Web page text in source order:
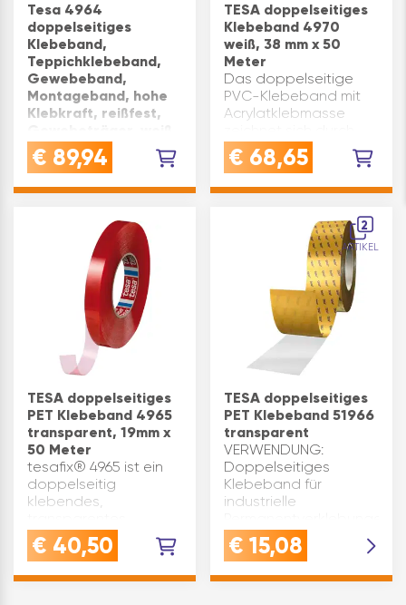
Tesa 4964
doppelseitiges
Klebeband,
Teppichklebeband,
Gewebeband,
Montageband, hohe
Klebkraft, reißfest,
50mm x 50m
VERWENDUNG:
Klebeband für
Bodenverlegung von
Kabelkanälen,
Trittmarkierungen und
Bodenbelägen mit
Klebeband
Anwendung und
Klebeband Effekt auf
unregelmäßigen
OberflächenQUALITÄT:
€ 89,94
TESA doppelseitiges
Klebeband 4970
weiß, 38 mm x 50
Meter
Das doppelseitige
PVC-Klebeband mit
Acrylatklebmasse
hohe Klebkräfte
aus.Es bietet eine
selbst auf rauen
Haftgründen und ist
sehr beständig gegen
Weichmacher.…
€ 68,65
TESA doppelseitiges
PET Klebeband 4965
transparent, 19mm x
50 Meter
tesafix® 4965 ist ein
doppelseitig
klebendes,
Polyesterklebeband
mit Acrylatklebmasse.
Folie abgedeckt.
€ 40,50
2
ARTIKEL
TESA doppelseitiges
PET Klebeband 51966
transparent
VERWENDUNG:
Doppelseitiges
Klebeband für
industrielle
mit
Klebeband mit
€ 15,08